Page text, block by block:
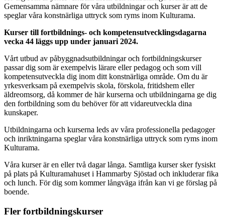
Gemensamma nämnare för våra utbildningar och kurser är att de
speglar våra konstnärliga uttryck som ryms inom Kulturama.
Kurser till fortbildnings- och kompetensutvecklingsdagarna
vecka 44 läggs upp under januari 2024.
Vårt utbud av påbyggnadsutbildningar och fortbildningskurser
passar dig som är exempelvis lärare eller pedagog och som vill
kompetensutveckla dig inom ditt konstnärliga område. Om du är
yrkesverksam på exempelvis skola, förskola, fritidshem eller
äldreomsorg, då kommer de här kurserna och utbildningarna ge dig
den fortbildning som du behöver för att vidareutveckla dina
kunskaper.
Utbildningarna och kurserna leds av våra professionella pedagoger
och inriktningarna speglar våra konstnärliga uttryck som ryms inom
Kulturama.
Våra kurser är en eller två dagar långa. Samtliga kurser sker fysiskt
på plats på Kulturamahuset i Hammarby Sjöstad och inkluderar fika
och lunch. För dig som kommer långväga ifrån kan vi ge förslag på
boende.
Fler fortbildningskurser